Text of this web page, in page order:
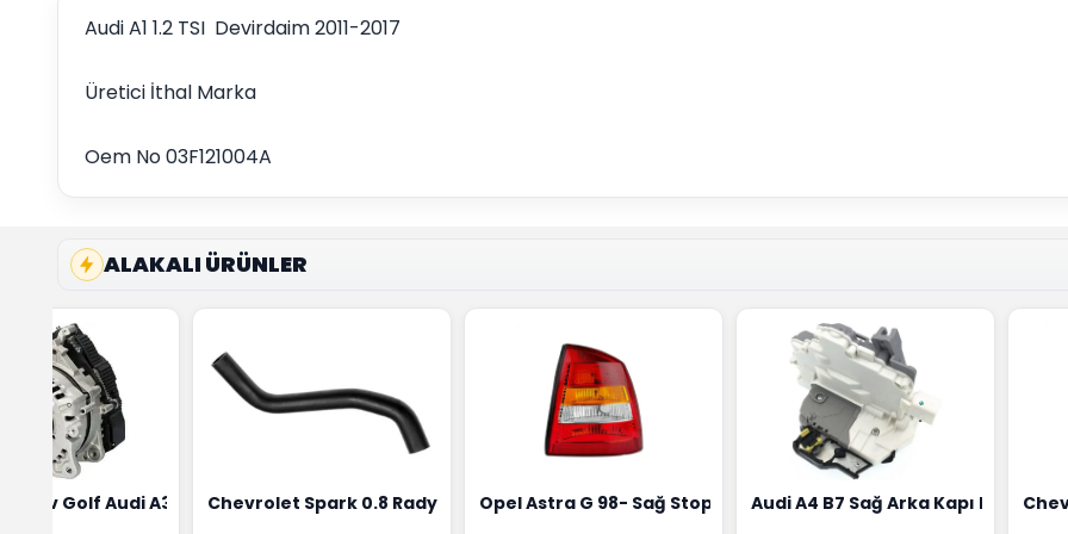
Audi A1 1.2 TSI Devirdaim 2011-2017
Üretici İthal Marka
Oem No 03F121004A
ALAKALI ÜRÜNLER
Bosch Marka 1628HN-0258010081
Wv Golf Audi A3 Şarj Alternatörü Valeo Marka 05E903018G
Chevrolet Spark 0.8 Radyatör Üst Hortumu Rapro Marka 96591464
Opel Astra G 98- Sağ Stop Lambası Depo Marka 6223020
Audi A4 B7 Sağ Arka Kapı Kilit